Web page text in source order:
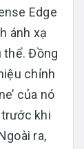
Edge
ánh xạ
thể. Đồng
chỉnh
của nó
khi
ra,